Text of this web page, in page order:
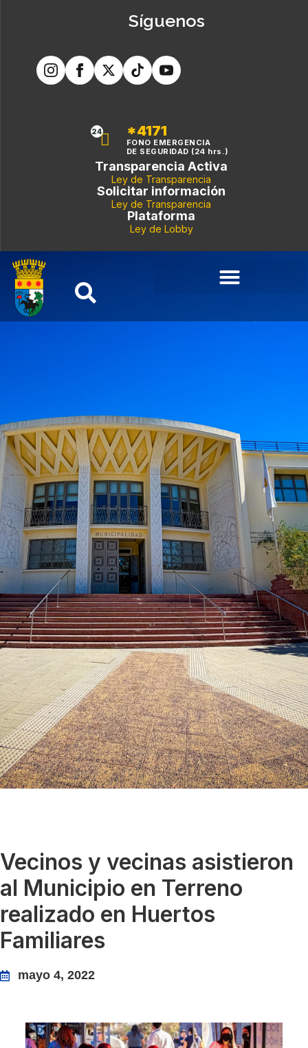
Síguenos
24 *4171
FONO EMERGENCIA
DE SEGURIDAD (24 hrs.)
Transparencia Activa
Ley de Transparencia
Solicitar información
Ley de Transparencia
Plataforma
Ley de Lobby
Vecinos y vecinas asistieron
al Municipio en Terreno
realizado en Huertos
Familiares
mayo 4, 2022